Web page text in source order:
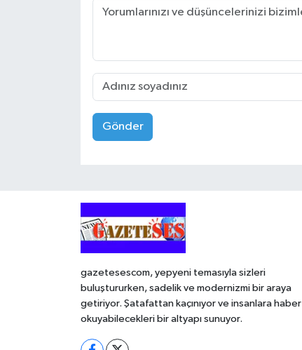
Gönder
gazetesescom, yepyeni temasıyla sizleri
buluştururken, sadelik ve modernizmi bir araya
getiriyor. Şatafattan kaçınıyor ve insanlara haber
okuyabilecekleri bir altyapı sunuyor.